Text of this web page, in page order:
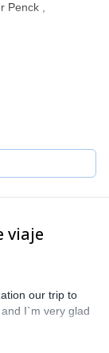
,
essence and
to all, just
experience to
viaje
our trip to
I`m very glad